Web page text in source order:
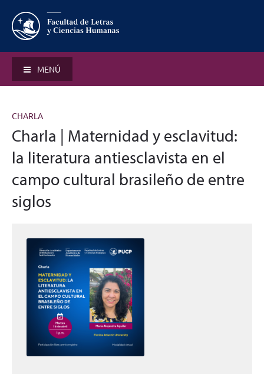
MENÚ
CHARLA
Charla | Maternidad y esclavitud:
la literatura antiesclavista en el
campo cultural brasileño de entre
siglos